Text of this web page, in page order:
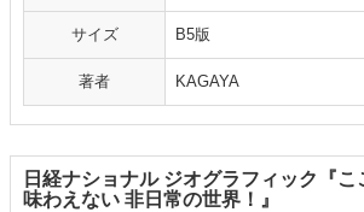
サイズ B5版
著者 KAGAYA
日経ナショナル ジオグラフィック『こ
味わえない 非日常の世界！』